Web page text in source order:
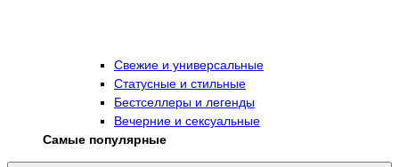
Свежие и универсальные
Статусные и стильные
Бестселлеры и легенды
Вечерние и сексуальные
Самые популярные